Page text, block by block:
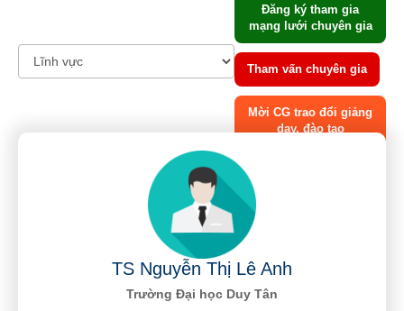
Đăng ký tham gia
mạng lưới chuyên gia
Tham vấn chuyên gia
Mời CG trao đổi giảng
dạy, đào tạo
TS Nguyễn Thị Lê Anh
Trường Đại học Duy Tân